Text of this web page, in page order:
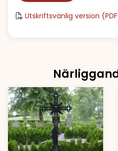
Utskriftsvänlig version